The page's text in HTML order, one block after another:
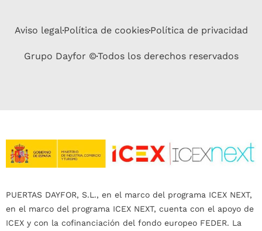
Aviso legalPolítica de cookiesPolítica de privacidad
Grupo Dayfor ©Todos los derechos reservados
PUERTAS DAYFOR, S.L., en el marco del programa ICEX NEXT,
en el marco del programa ICEX NEXT, cuenta con el apoyo de
ICEX y con la cofinanciación del fondo europeo FEDER. La